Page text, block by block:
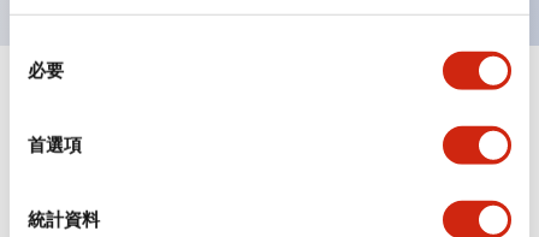
必要
首選項
統計資料
審美規範
環境規範